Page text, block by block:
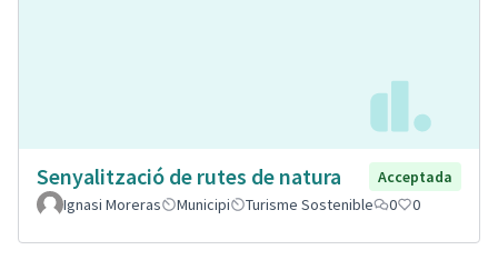
Senyalització de rutes de natura
Acceptada
Ignasi Moreras
Municipi Turisme Sostenible 0 0